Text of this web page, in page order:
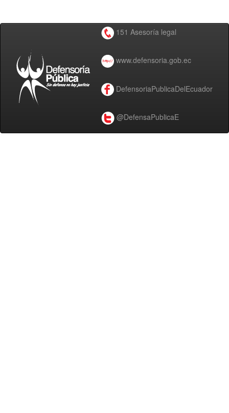
151 Asesoría legal
www.defensoria.gob.ec
DefensoriaPublicaDelEcuador
@DefensaPublicaE